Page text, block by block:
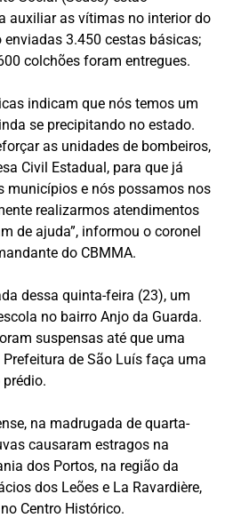
auxiliar as vítimas no interior do
3.450 cestas básicas;
colchões foram entregues.
indicam que nós temos um
se precipitando no estado.
as unidades de bombeiros,
Civil Estadual, para que já
municípios e nós possamos nos
realizarmos atendimentos
de ajuda”, informou o coronel
do CBMMA.
dessa quinta-feira (23), um
no bairro Anjo da Guarda.
suspensas até que uma
de São Luís faça uma
na madrugada de quarta-
causaram estragos na
dos Portos, na região da
dos Leões e La Ravardière,
Centro Histórico.